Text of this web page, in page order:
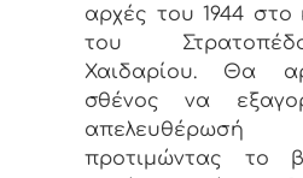
αρχές του 1944 στο
του
Χαιδαρίου. Θα
σθένος να
προτιμώντας το